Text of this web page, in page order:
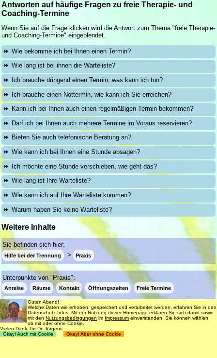
Antworten auf häufige Fragen zu freie Therapie- und
Coaching-Termine
Wenn Sie auf die Frage klicken wird die Antwort zum Thema "freie Therapie-
und Coaching-Termine" eingeblendet.
Wie bekomme ich bei Ihnen einen Termin?
Wie lang ist bei ihnen die Warteliste?
Ich brauche dringend einen Termin, was kann ich tun?
Ich brauche einen Nottermin, wie kann ich Sie erreichen?
Kann ich bei Ihnen auch einen regelmäßigen Termin bekommen?
Darf ich bei Ihnen auch mehrere Termine im Voraus reservieren?
Bieten Sie auch telefonische Beratung an?
Wie kann ich bei Ihnen eine Stunde absagen?
Ich möchte eine Stunde verschieben, wie geht das?
Wie lang ist Ihre Warteliste?
Wie kann ich auf Ihre Warteliste kommen?
Warum haben Sie keine Warteliste?
Weitere Inhalte
Sie befinden sich hier:
Hilfe bei der Trennung Praxis
Unterpunkte von "Praxis":
Anreise Räume Kontakt Öffnungszeiten Freie Termine
Info-eMail bei freien Terminen
Login
Datenschutz
Impressum Nutzungsbedingungen
Guten Abend!
Welche Daten wie erhoben, gespeichert und verarbeitet werden, erfahren Sie in den
Datenschutz-Infos . Mit der Nutzung dieser Homepage erklären Sie sich damit sowie
mit denNutzungsbedingungen im Impressum einverstanden. Sie können wählen,
ob mit oder ohne Cookie.
Vielen Dank, Ihr Dr. Jürgens
Okay! Auch mit Cookie
Okay! Aber ohne Cookie